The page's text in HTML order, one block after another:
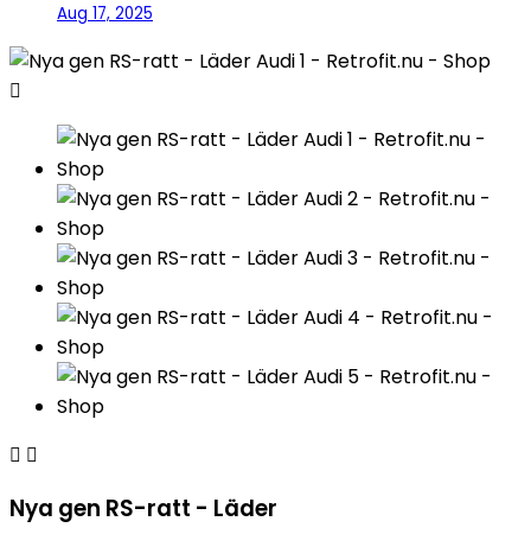
Aug 17, 2025

 
Nya gen RS-ratt - Läder